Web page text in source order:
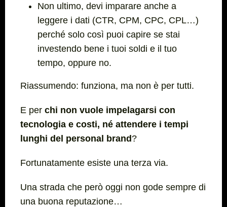
Non ultimo, devi imparare anche a
leggere i dati (CTR, CPM, CPC, CPL…)
perché solo così puoi capire se stai
investendo bene i tuoi soldi e il tuo
tempo, oppure no.
Riassumendo: funziona, ma non è per tutti.
E per chi non vuole impelagarsi con
tecnologia e costi, né attendere i tempi
lunghi del personal brand?
Fortunatamente esiste una terza via.
Una strada che però oggi non gode sempre di
una buona reputazione…